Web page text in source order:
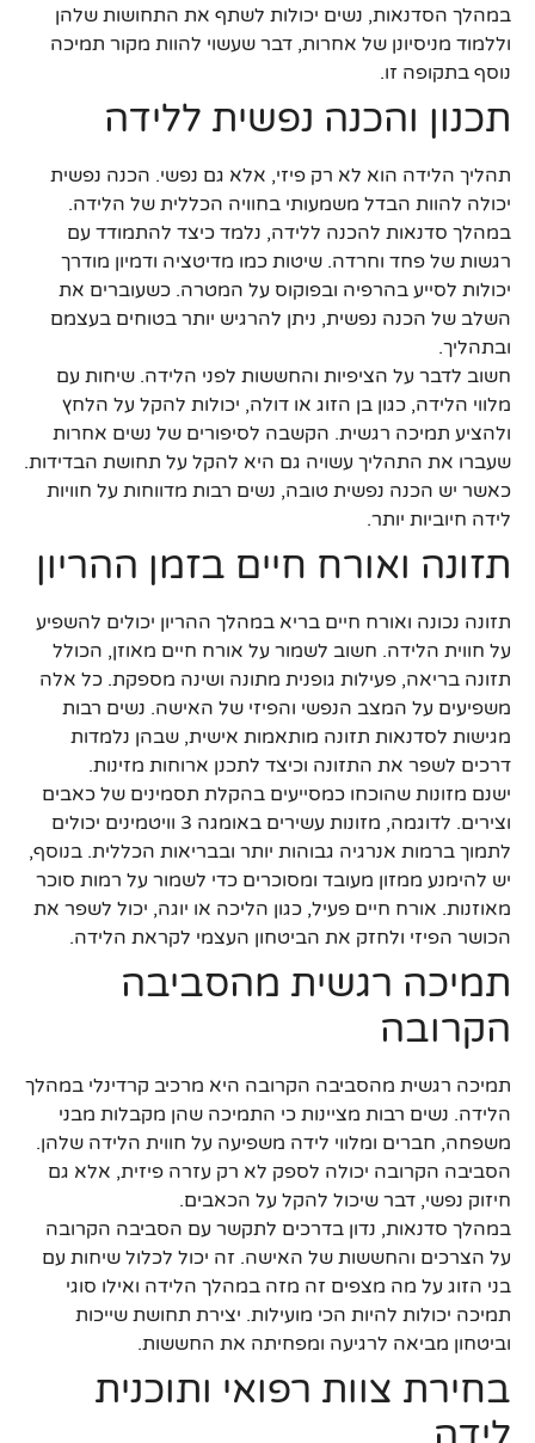
במהלך הסדנאות, נשים יכולות לשתף את התחושות שלהן
וללמוד מניסיונן של אחרות, דבר שעשוי להוות מקור תמיכה
נוסף בתקופה זו.
תכנון והכנה נפשית ללידה
תהליך הלידה הוא לא רק פיזי, אלא גם נפשי. הכנה נפשית
יכולה להוות הבדל משמעותי בחוויה הכללית של הלידה.
במהלך סדנאות להכנה ללידה, נלמד כיצד להתמודד עם
רגשות של פחד וחרדה. שיטות כמו מדיטציה ודמיון מודרך
יכולות לסייע בהרפיה ובפוקוס על המטרה. כשעוברים את
השלב של הכנה נפשית, ניתן להרגיש יותר בטוחים בעצמם
ובתהליך.
חשוב לדבר על הציפיות והחששות לפני הלידה. שיחות עם
מלווי הלידה, כגון בן הזוג או דולה, יכולות להקל על הלחץ
ולהציע תמיכה רגשית. הקשבה לסיפורים של נשים אחרות
שעברו את התהליך עשויה גם היא להקל על תחושת הבדידות.
כאשר יש הכנה נפשית טובה, נשים רבות מדווחות על חוויות
לידה חיוביות יותר.
תזונה ואורח חיים בזמן ההריון
תזונה נכונה ואורח חיים בריא במהלך ההריון יכולים להשפיע
על חווית הלידה. חשוב לשמור על אורח חיים מאוזן, הכולל
תזונה בריאה, פעילות גופנית מתונה ושינה מספקת. כל אלה
משפיעים על המצב הנפשי והפיזי של האישה. נשים רבות
מגישות לסדנאות תזונה מותאמות אישית, שבהן נלמדות
דרכים לשפר את התזונה וכיצד לתכנן ארוחות מזינות.
ישנם מזונות שהוכחו כמסייעים בהקלת תסמינים של כאבים
וצירים. לדוגמה, מזונות עשירים באומגה 3 וויטמינים יכולים
לתמוך ברמות אנרגיה גבוהות יותר ובבריאות הכללית. בנוסף,
יש להימנע ממזון מעובד ומסוכרים כדי לשמור על רמות סוכר
מאוזנות. אורח חיים פעיל, כגון הליכה או יוגה, יכול לשפר את
הכושר הפיזי ולחזק את הביטחון העצמי לקראת הלידה.
תמיכה רגשית מהסביבה
הקרובה
תמיכה רגשית מהסביבה הקרובה היא מרכיב קרדינלי במהלך
הלידה. נשים רבות מציינות כי התמיכה שהן מקבלות מבני
משפחה, חברים ומלווי לידה משפיעה על חווית הלידה שלהן.
הסביבה הקרובה יכולה לספק לא רק עזרה פיזית, אלא גם
חיזוק נפשי, דבר שיכול להקל על הכאבים.
במהלך סדנאות, נדון בדרכים לתקשר עם הסביבה הקרובה
על הצרכים והחששות של האישה. זה יכול לכלול שיחות עם
בני הזוג על מה מצפים זה מזה במהלך הלידה ואילו סוגי
תמיכה יכולות להיות הכי מועילות. יצירת תחושת שייכות
וביטחון מביאה לרגיעה ומפחיתה את החששות.
בחירת צוות רפואי ותוכנית